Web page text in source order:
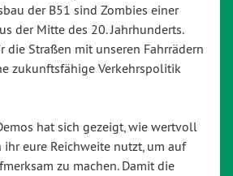
der B51 sind Zombies einer
der Mitte des 20. Jahrhunderts.
die Straßen mit unseren Fahrrädern
zukunftsfähige Verkehrspolitik
hat sich gezeigt, wie wertvoll
ihr eure Reichweite nutzt, um auf
zu machen. Damit die